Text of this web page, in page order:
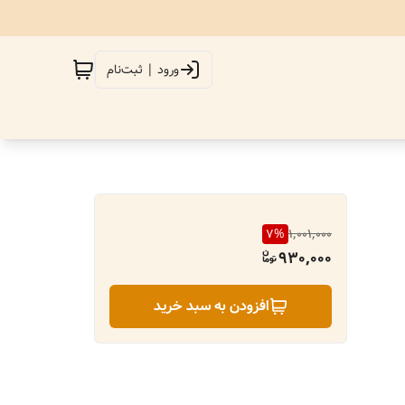
ورود | ثبت‌نام
1,001,000
7%
930,000
افزودن به سبد خرید